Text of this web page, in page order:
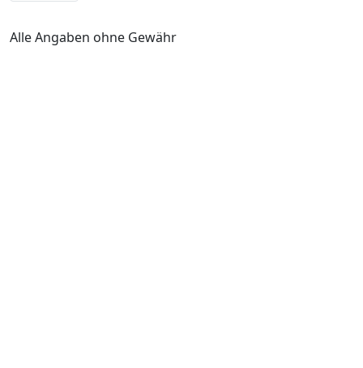
Alle Angaben ohne Gewähr